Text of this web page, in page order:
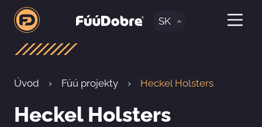
SK
Úvod Fúú projekty Heckel Holsters
Heckel Holsters